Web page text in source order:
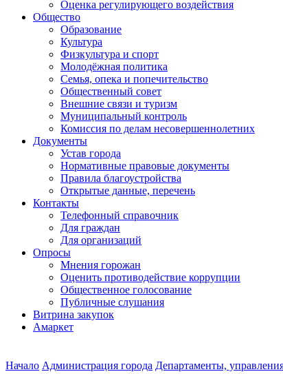
Оценка регулирующего воздействия
Общество
Образование
Культура
Физкультура и спорт
Молодёжная политика
Семья, опека и попечительство
Общественный совет
Внешние связи и туризм
Муниципальный контроль
Комиссия по делам несовершеннолетних
Документы
Устав города
Нормативные правовые документы
Правила благоустройства
Открытые данные, перечень
Контакты
Телефонный справочник
Для граждан
Для организаций
Опросы
Мнения горожан
Оценить противодействие коррупции
Общественное голосование
Публичные слушания
Витрина закупок
Амаркет
Начало Администрация города Департаменты,